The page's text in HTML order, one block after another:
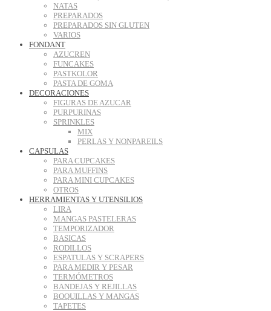
NATAS
PREPARADOS
PREPARADOS SIN GLUTEN
VARIOS
FONDANT
AZUCREN
FUNCAKES
PASTKOLOR
PASTA DE GOMA
DECORACIONES
FIGURAS DE AZUCAR
PURPURINAS
SPRINKLES
MIX
PERLAS Y NONPAREILS
CAPSULAS
PARA CUPCAKES
PARA MUFFINS
PARA MINI CUPCAKES
OTROS
HERRAMIENTAS Y UTENSILIOS
LIRA
MANGAS PASTELERAS
TEMPORIZADOR
BASICAS
RODILLOS
ESPATULAS Y SCRAPERS
PARA MEDIR Y PESAR
TERMÓMETROS
BANDEJAS Y REJILLAS
BOQUILLAS Y MANGAS
TAPETES